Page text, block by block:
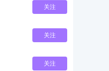
关注
关注
关注